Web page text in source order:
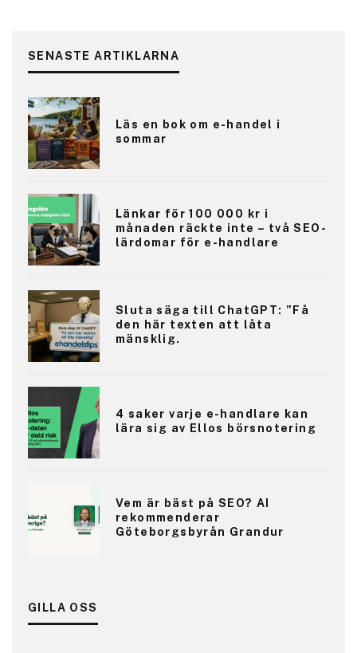
SENASTE ARTIKLARNA
Läs en bok om e-handel i
sommar
Länkar för 100 000 kr i
månaden räckte inte – två SEO-
lärdomar för e-handlare
Sluta säga till ChatGPT: ”Få
den här texten att låta
mänsklig.
4 saker varje e-handlare kan
lära sig av Ellos börsnotering
Vem är bäst på SEO? AI
rekommenderar
Göteborgsbyrån Grandur
GILLA OSS